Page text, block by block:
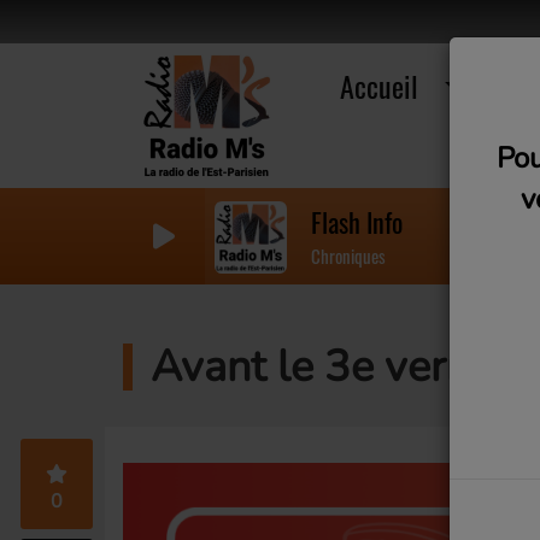
Accueil
Flash Info
Chroniques
Avant le 3e verre
0